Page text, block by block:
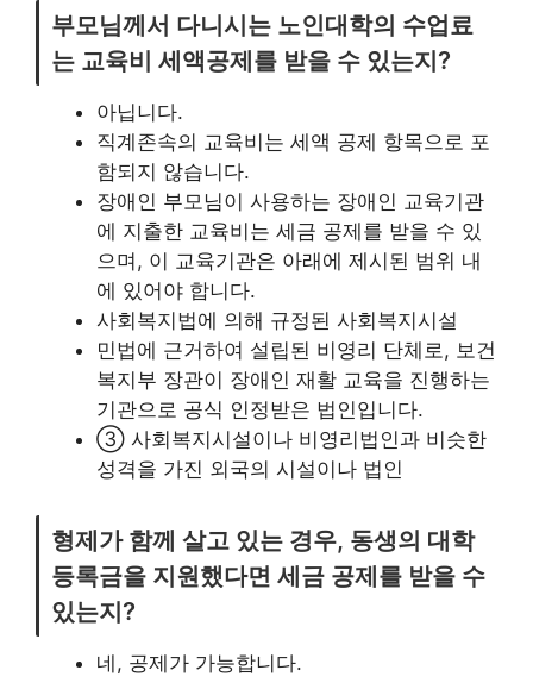
부모님께서 다니시는 노인대학의 수업료
는 교육비 세액공제를 받을 수 있는지?
아닙니다.
직계존속의 교육비는 세액 공제 항목으로 포
함되지 않습니다.
장애인 부모님이 사용하는 장애인 교육기관
에 지출한 교육비는 세금 공제를 받을 수 있
으며, 이 교육기관은 아래에 제시된 범위 내
에 있어야 합니다.
사회복지법에 의해 규정된 사회복지시설
민법에 근거하여 설립된 비영리 단체로, 보건
복지부 장관이 장애인 재활 교육을 진행하는
기관으로 공식 인정받은 법인입니다.
③ 사회복지시설이나 비영리법인과 비슷한
성격을 가진 외국의 시설이나 법인
형제가 함께 살고 있는 경우, 동생의 대학
등록금을 지원했다면 세금 공제를 받을 수
있는지?
네, 공제가 가능합니다.